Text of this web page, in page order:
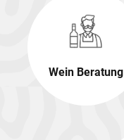
Wein Beratung